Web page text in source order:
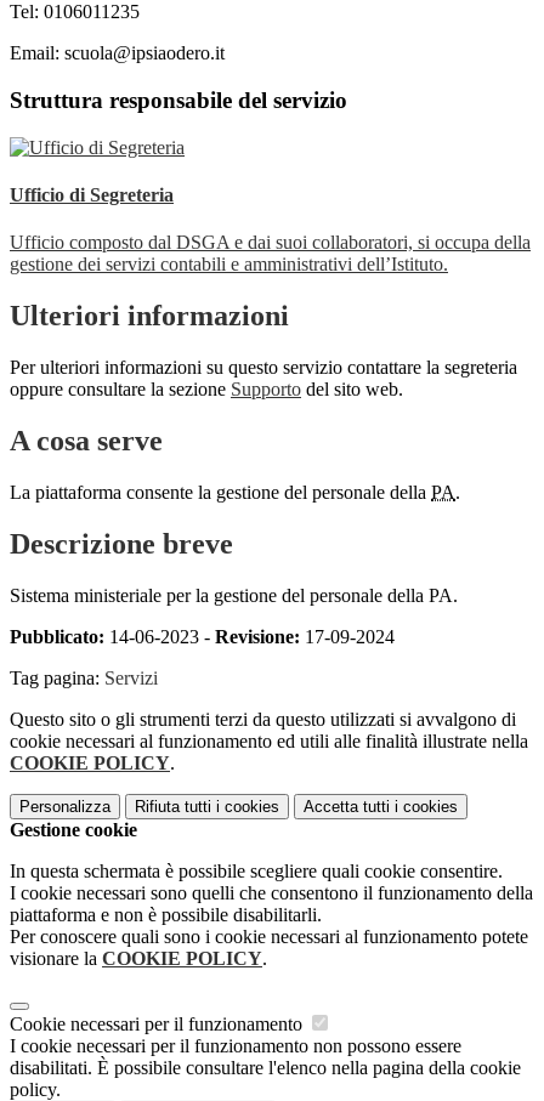
Tel: 0106011235
Email: scuola@ipsiaodero.it
Struttura responsabile del servizio
Ufficio di Segreteria
Ufficio composto dal DSGA e dai suoi collaboratori, si occupa della
gestione dei servizi contabili e amministrativi dell’Istituto.
Ulteriori informazioni
Per ulteriori informazioni su questo servizio contattare la segreteria
oppure consultare la sezione Supporto del sito web.
A cosa serve
La piattaforma consente la gestione del personale della PA.
Descrizione breve
Sistema ministeriale per la gestione del personale della PA.
Pubblicato: 14-06-2023 - Revisione: 17-09-2024
Tag pagina: Servizi
Questo sito o gli strumenti terzi da questo utilizzati si avvalgono di
cookie necessari al funzionamento ed utili alle finalità illustrate nella
COOKIE POLICY.
Personalizza Rifiuta tutti i cookies Accetta tutti i cookies
Gestione cookie
In questa schermata è possibile scegliere quali cookie consentire.
I cookie necessari sono quelli che consentono il funzionamento della
piattaforma e non è possibile disabilitarli.
Per conoscere quali sono i cookie necessari al funzionamento potete
visionare la COOKIE POLICY.
Cookie necessari per il funzionamento
I cookie necessari per il funzionamento non possono essere
disabilitati. È possibile consultare l'elenco nella pagina della cookie
policy.